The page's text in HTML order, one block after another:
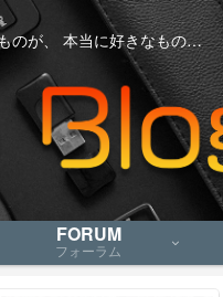
のが、 本当に好きなもの…
FORUM
フォーラム